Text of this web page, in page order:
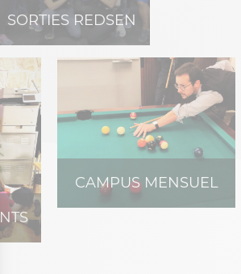
SORTIES REDSEN
CAMPUS MENSUEL